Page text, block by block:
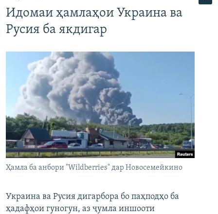
Идомаи ҳамлаҳои Украина ва
Русия ба якдигар
Ҳамла ба анбори "Wildberries" дар Новосемейкино
Украина ва Русия дигарбора бо паҳподҳо ба
ҳадафҳои гуногун, аз ҷумла иншооти